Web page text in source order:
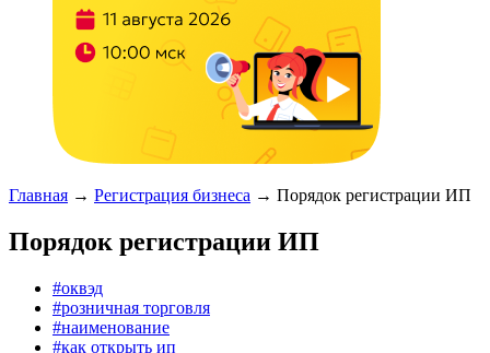
Главная → Регистрация бизнеса → Порядок регистрации ИП
Порядок регистрации ИП
#оквэд
#розничная торговля
#наименование
#как открыть ип